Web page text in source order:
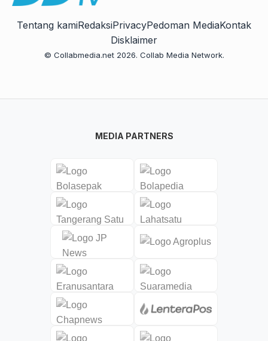
Tentang kamiRedaksiPrivacyPedoman MediaKontak
Disklaimer
© Collabmedia.net 2026. Collab Media Network.
MEDIA PARTNERS